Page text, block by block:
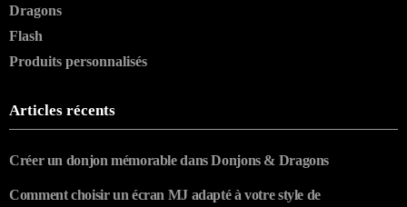
Dragons
Flash
Produits personnalisés
Articles récents
Créer un donjon mémorable dans Donjons & Dragons
Comment choisir un écran MJ adapté à votre style de